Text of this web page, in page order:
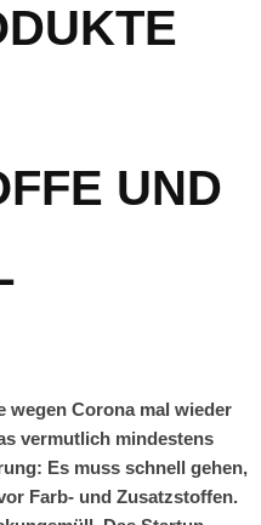
UND
wegen Corona mal wieder
vermutlich mindestens
Es muss schnell gehen,
Farb- und Zusatzstoffen.